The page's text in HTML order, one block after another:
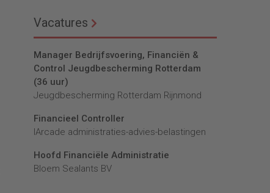
Vacatures
Manager Bedrijfsvoering, Financiën &
Control Jeugdbescherming Rotterdam
(36 uur)
Jeugdbescherming Rotterdam Rijnmond
Financieel Controller
lArcade administraties-advies-belastingen
Hoofd Financiële Administratie
Bloem Sealants BV